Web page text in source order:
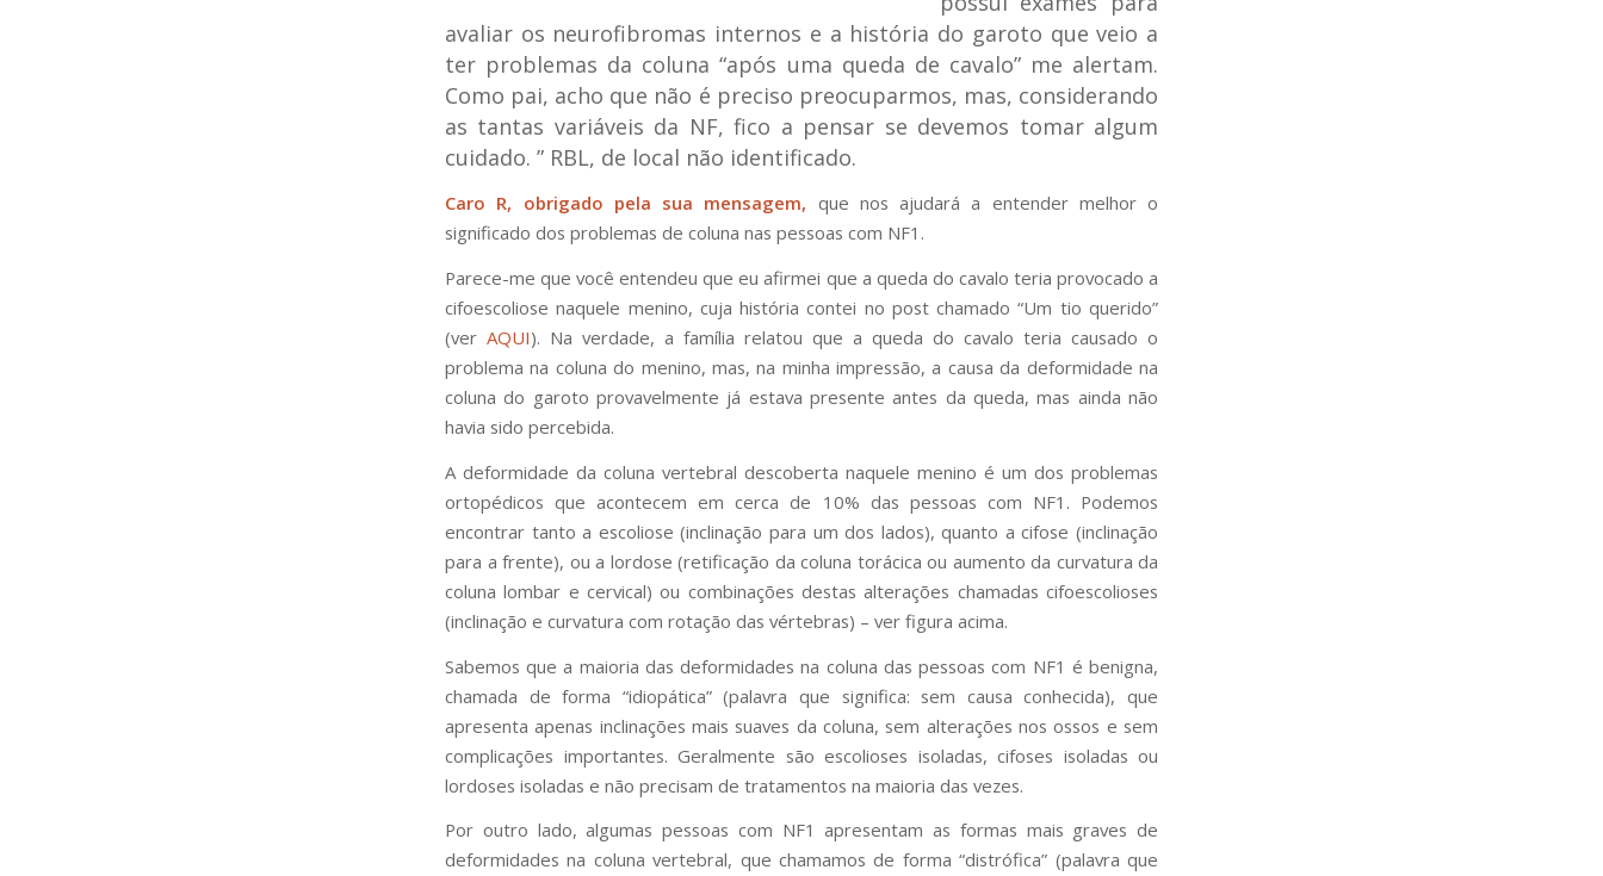
avaliar os neurofibromas internos e a história do garoto que veio a
ter problemas da coluna “após uma queda de cavalo” me alertam.
Como pai, acho que não é preciso preocuparmos, mas, considerando
as tantas variáveis da NF, fico a pensar se devemos tomar algum
cuidado. ” RBL, de local não identificado.
Caro R, obrigado pela sua mensagem, que nos ajudará a entender melhor o
significado dos problemas de coluna nas pessoas com NF1.
Parece-me que você entendeu que eu afirmei que a queda do cavalo teria provocado a
cifoescoliose naquele menino, cuja história contei no post chamado “Um tio querido”
(ver AQUI). Na verdade, a família relatou que a queda do cavalo teria causado o
problema na coluna do menino, mas, na minha impressão, a causa da deformidade na
coluna do garoto provavelmente já estava presente antes da queda, mas ainda não
havia sido percebida.
A deformidade da coluna vertebral descoberta naquele menino é um dos problemas
ortopédicos que acontecem em cerca de 10% das pessoas com NF1. Podemos
encontrar tanto a escoliose (inclinação para um dos lados), quanto a cifose (inclinação
para a frente), ou a lordose (retificação da coluna torácica ou aumento da curvatura da
coluna lombar e cervical) ou combinações destas alterações chamadas cifoescolioses
(inclinação e curvatura com rotação das vértebras) – ver figura acima.
Sabemos que a maioria das deformidades na coluna das pessoas com NF1 é benigna,
chamada de forma “idiopática” (palavra que significa: sem causa conhecida), que
apresenta apenas inclinações mais suaves da coluna, sem alterações nos ossos e sem
complicações importantes. Geralmente são escolioses isoladas, cifoses isoladas ou
lordoses isoladas e não precisam de tratamentos na maioria das vezes.
Por outro lado, algumas pessoas com NF1 apresentam as formas mais graves de
deformidades na coluna vertebral, que chamamos de forma “distrófica” (palavra que